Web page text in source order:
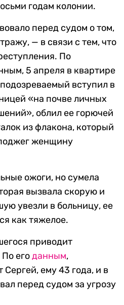
годам колонии.
перед судом о том,
— в связи с тем, что
По
5 апреля в квартире
вступил в
«на почве личных
облил ее горючей
из флакона, который
женщину
ожоги, но сумела
вызвала скорую и
увезли в больницу, ее
как тяжелое.
приводит
егоданным,
Сергей, ему 43 года, и в
перед судом за угрозу